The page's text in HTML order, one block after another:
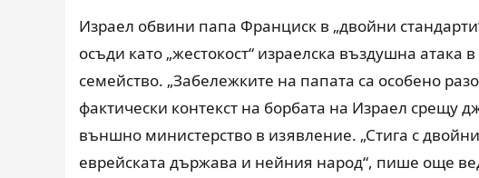
Израел обвини папа Франциск в „двойни
осъди като „жестокост“ израелска въздушна атака
семейство. „Забележките на папата са особено
фактически контекст на борбата на Израел срещу
външно министерство в изявление. „Стига с
еврейската държава и нейния народ“, пише още